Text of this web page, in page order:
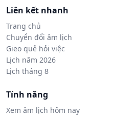
Liên kết nhanh
Trang chủ
Chuyển đổi âm lịch
Gieo quẻ hỏi việc
Lịch năm 2026
Lịch tháng 8
Tính năng
Xem âm lịch hôm nay